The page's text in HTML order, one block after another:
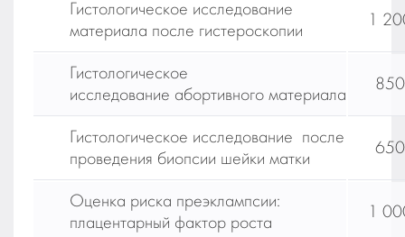
Гистологическое исследование
материала после гистероскопии
1
Гистологическое
исследование абортивного материала
850
Гистологическое исследование после
проведения биопсии шейки матки
650
Оценка риска преэклампсии:
плацентарный фактор роста
1